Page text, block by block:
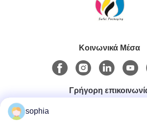
Κοινωνικά Μέσα
Γρήγορη
sophia